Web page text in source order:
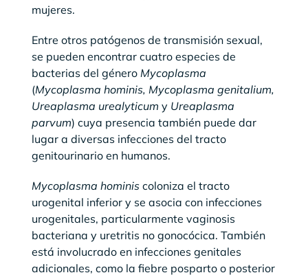
mujeres.
Entre otros patógenos de transmisión sexual,
se pueden encontrar cuatro especies de
bacterias del género Mycoplasma
(Mycoplasma hominis, Mycoplasma genitalium,
Ureaplasma urealyticum y Ureaplasma
parvum) cuya presencia también puede dar
lugar a diversas infecciones del tracto
genitourinario en humanos.
Mycoplasma hominis coloniza el tracto
urogenital inferior y se asocia con infecciones
urogenitales, particularmente vaginosis
bacteriana y uretritis no gonocócica. También
está involucrado en infecciones genitales
adicionales, como la fiebre posparto o posterior